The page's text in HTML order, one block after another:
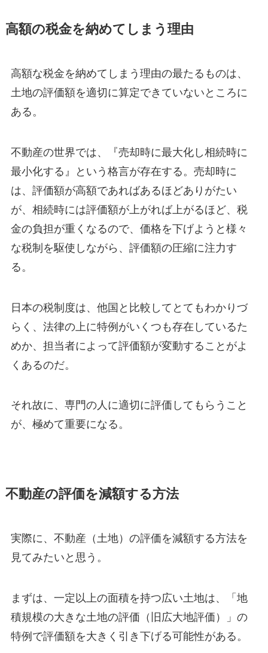
高額の税金を納めてしまう理由
高額な税金を納めてしまう理由の最たるものは、
土地の評価額を適切に算定できていないところに
ある。
不動産の世界では、『売却時に最大化し相続時に
最小化する』という格言が存在する。売却時に
は、評価額が高額であればあるほどありがたい
が、相続時には評価額が上がれば上がるほど、税
金の負担が重くなるので、価格を下げようと様々
な税制を駆使しながら、評価額の圧縮に注力す
る。
日本の税制度は、他国と比較してとてもわかりづ
らく、法律の上に特例がいくつも存在しているた
めか、担当者によって評価額が変動することがよ
くあるのだ。
それ故に、専門の人に適切に評価してもらうこと
が、極めて重要になる。
不動産の評価を減額する方法
実際に、不動産（土地）の評価を減額する方法を
見てみたいと思う。
まずは、一定以上の面積を持つ広い土地は、「地
積規模の大きな土地の評価（旧広大地評価）」の
特例で評価額を大きく引き下げる可能性がある。